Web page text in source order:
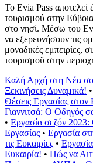
Το Evia Pass αποτελεί
τουρισμού στην
στο νησί. Μέσω του
να εξερευνήσουν τις
μοναδικές εμπειρίες,
τουρισμοϋ στην
Καλή Αρχή στη Νέα
Ξεκινήσεις Δυναμικά! •
Θέσεις Εργασίας
Γιαννιτσά: Ο Οδηγός
• Εργασία σεζόν 2023:
Εργασίας • Εργασία
τις Ευκαιρίες •
Ευκαιρία! • Πώς να